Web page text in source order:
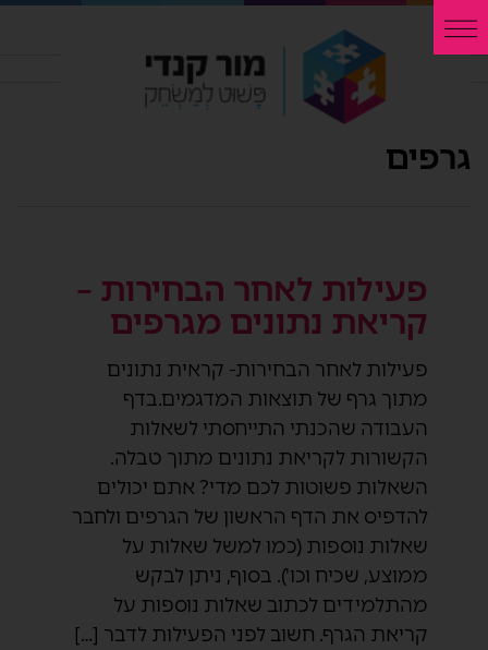
גרפים
פעילות לאחר הבחירות –
קריאת נתונים מגרפים
פעילות לאחר הבחירות- קראית נתונים
מתוך גרף של תוצאות המדגמים.בדף
העבודה שהכנתי התייחסתי לשאלות
הקשורות לקריאת נתונים מתוך טבלה.
השאלות פשוטות לכם מדי? אתם יכולים
להדפיס את הדף הראשון של הגרפים ולחבר
שאלות נוספות (כמו למשל שאלות על
ממוצע, שכיח וכו'). בסוף, ניתן לבקש
מהתלמידים לכתוב שאלות נוספות על
קריאת הגרף. חשוב לפני הפעילות לדבר […]